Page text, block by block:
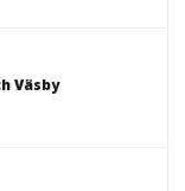
Väsby